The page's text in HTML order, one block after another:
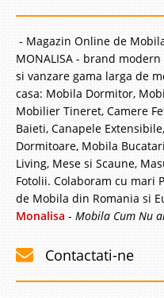
- Magazin Online de
MONALISA - brand
si vanzare gama larga de
casa: Mobila Dormitor,
Mobilier Tineret, Camere
Baieti, Canapele
Dormitoare, Mobila
Living, Mese si Scaune,
Fotolii. Colaboram cu mari
de Mobila din Romania si
Monalisa - Mobila Cum Nu
Contactati-ne